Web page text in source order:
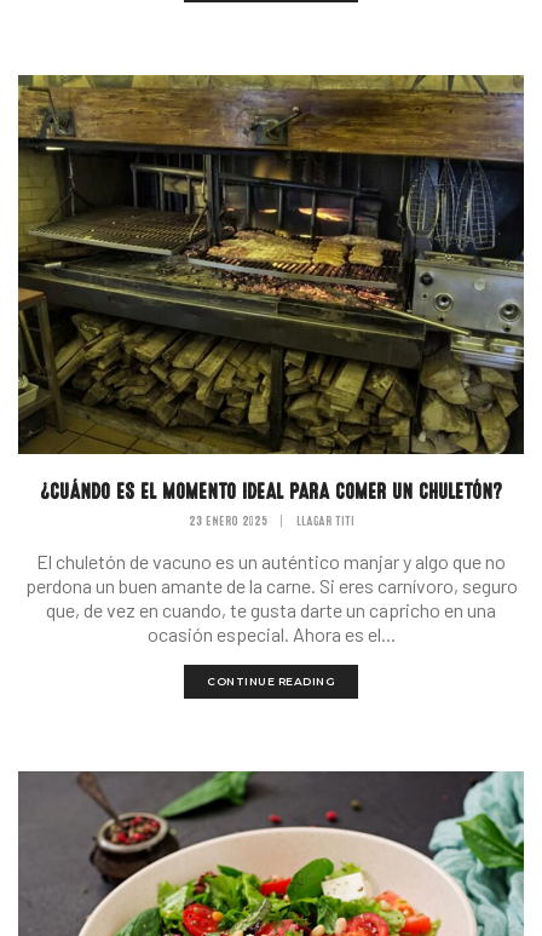
¿CUÁNDO ES EL MOMENTO IDEAL PARA COMER UN CHULETÓN?
23 ENERO 2025 LLAGAR TITI
El chuletón de vacuno es un auténtico manjar y algo que no
perdona un buen amante de la carne. Si eres carnívoro, seguro
que, de vez en cuando, te gusta darte un capricho en una
ocasión especial. Ahora es el...
CONTINUE READING